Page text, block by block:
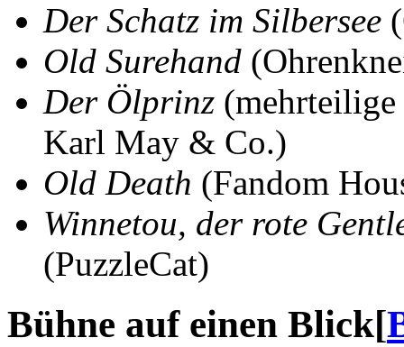
Der Schatz im Silbersee
Old Surehand
Der Ölprinz
Karl May & Co.)
Old Death (Fandom
Winnetou, der rote
(PuzzleCat)
Bühne auf einen Blick[